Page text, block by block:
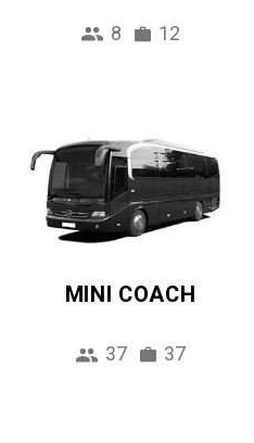
8 12
MINI COACH
37 37